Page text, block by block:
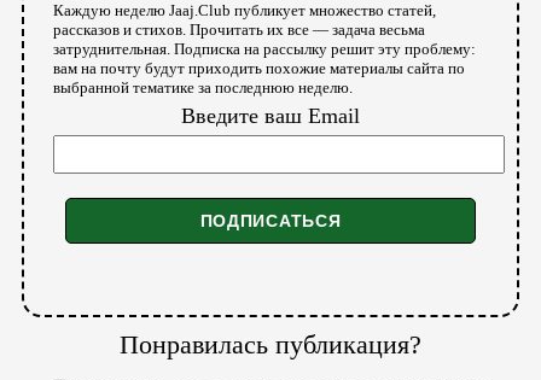
Каждую неделю Jaaj.Club публикует множество статей,
рассказов и стихов. Прочитать их все — задача весьма
затруднительная. Подписка на рассылку решит эту проблему:
вам на почту будут приходить похожие материалы сайта по
выбранной тематике за последнюю неделю.
Введите ваш Email
Понравилась публикация?